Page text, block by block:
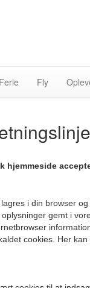
Ferie Fly
hjemmeside
i din browser
gemt i
cookies. Her